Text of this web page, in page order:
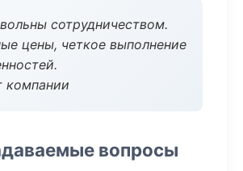
сотрудничеством.
цены, четкое выполнение
компании
вопросы